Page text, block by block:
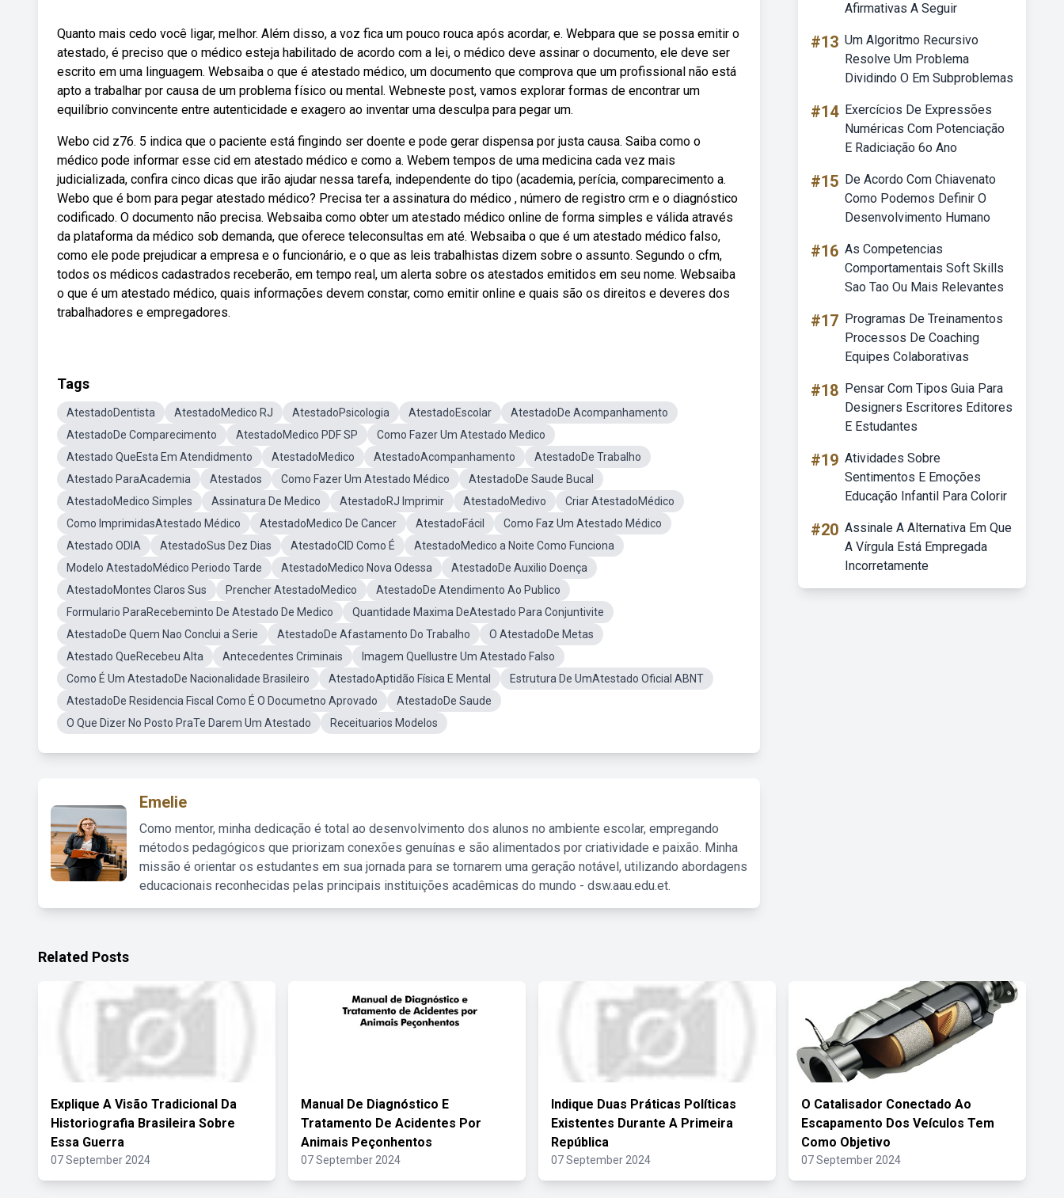
Quanto mais cedo você ligar, melhor. Além disso, a voz fica um pouco rouca após acordar, e. Webpara que se possa emitir o
atestado, é preciso que o médico esteja habilitado de acordo com a lei, o médico deve assinar o documento, ele deve ser
escrito em uma linguagem. Websaiba o que é atestado médico, um documento que comprova que um profissional não está
apto a trabalhar por causa de um problema físico ou mental. Webneste post, vamos explorar formas de encontrar um
equilíbrio convincente entre autenticidade e exagero ao inventar uma desculpa para pegar um.
Webo cid z76. 5 indica que o paciente está fingindo ser doente e pode gerar dispensa por justa causa. Saiba como o
médico pode informar esse cid em atestado médico e como a. Webem tempos de uma medicina cada vez mais
judicializada, confira cinco dicas que irão ajudar nessa tarefa, independente do tipo (academia, perícia, comparecimento a.
Webo que é bom para pegar atestado médico? Precisa ter a assinatura do médico , número de registro crm e o diagnóstico
codificado. O documento não precisa. Websaiba como obter um atestado médico online de forma simples e válida através
da plataforma da médico sob demanda, que oferece teleconsultas em até. Websaiba o que é um atestado médico falso,
como ele pode prejudicar a empresa e o funcionário, e o que as leis trabalhistas dizem sobre o assunto. Segundo o cfm,
todos os médicos cadastrados receberão, em tempo real, um alerta sobre os atestados emitidos em seu nome. Websaiba
o que é um atestado médico, quais informações devem constar, como emitir online e quais são os direitos e deveres dos
trabalhadores e empregadores.
Tags
AtestadoDentista AtestadoMedico RJ AtestadoPsicologia AtestadoEscolar
AtestadoDe Acompanhamento
AtestadoDe Comparecimento
AtestadoMedico PDF SP
Como Fazer Um Atestado Medico
Atestado QueEsta Em Atendidmento
AtestadoMedico AtestadoAcompanhamento
AtestadoDe Trabalho
Atestado ParaAcademia
Atestados Como Fazer Um Atestado Médico
AtestadoDe Saude Bucal
AtestadoMedico Simples
Assinatura De Medico AtestadoRJ Imprimir AtestadoMedivo
Criar AtestadoMédico
Como ImprimidasAtestado Médico
AtestadoMedico De Cancer AtestadoFácil
Como Faz Um Atestado Médico
Atestado ODIA
AtestadoSus Dez Dias AtestadoCID Como É
AtestadoMedico a Noite Como Funciona
Modelo AtestadoMédico Periodo Tarde
AtestadoMedico Nova Odessa
AtestadoDe Auxilio Doença
AtestadoMontes Claros Sus
Prencher AtestadoMedico
AtestadoDe Atendimento Ao Publico
Formulario ParaRecebeminto De Atestado De Medico
Quantidade Maxima DeAtestado Para Conjuntivite
AtestadoDe Quem Nao Conclui a Serie
AtestadoDe Afastamento Do Trabalho
O AtestadoDe Metas
Atestado QueRecebeu Alta
Antecedentes Criminais
Imagem QueIlustre Um Atestado Falso
Como É Um AtestadoDe Nacionalidade Brasileiro
AtestadoAptidão Física E Mental
Estrutura De UmAtestado Oficial ABNT
AtestadoDe Residencia Fiscal Como É O Documetno Aprovado
AtestadoDe Saude
O Que Dizer No Posto PraTe Darem Um Atestado
Receituarios Modelos
Emelie
Como mentor, minha dedicação é total ao desenvolvimento dos alunos no ambiente escolar, empregando
métodos pedagógicos que priorizam conexões genuínas e são alimentados por criatividade e paixão. Minha
missão é orientar os estudantes em sua jornada para se tornarem uma geração notável, utilizando abordagens
educacionais reconhecidas pelas principais instituições acadêmicas do mundo - dsw.aau.edu.et.
Afirmativas A Seguir
#13 Um Algoritmo Recursivo
Resolve Um Problema
Dividindo O Em Subproblemas
#14 Exercícios De Expressões
Numéricas Com Potenciação
E Radiciação 6o Ano
#15 De Acordo Com Chiavenato
Como Podemos Definir O
Desenvolvimento Humano
#16 As Competencias
Comportamentais Soft Skills
Sao Tao Ou Mais Relevantes
#17 Programas De Treinamentos
Processos De Coaching
Equipes Colaborativas
#18 Pensar Com Tipos Guia Para
Designers Escritores Editores
E Estudantes
#19 Atividades Sobre
Sentimentos E Emoções
Educação Infantil Para Colorir
#20 Assinale A Alternativa Em Que
A Vírgula Está Empregada
Incorretamente
Related Posts
Explique A Visão Tradicional Da
Historiografia Brasileira Sobre
Essa Guerra
07 September 2024
Manual De Diagnóstico E
Tratamento De Acidentes Por
Animais Peçonhentos
07 September 2024
Indique Duas Práticas Políticas
Existentes Durante A Primeira
República
07 September 2024
O Catalisador Conectado Ao
Escapamento Dos Veículos Tem
Como Objetivo
07 September 2024